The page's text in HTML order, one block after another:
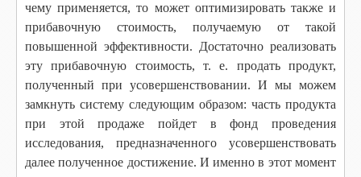
чему применяется, то может оптимизировать также и
прибавочную стоимость, получаемую от такой
повышенной эффективности. Достаточно реализовать
эту прибавочную стоимость, т. е. продать продукт,
полученный при усовершенствовании. И мы можем
замкнуть систему следующим образом: часть продукта
при этой продаже пойдет в фонд проведения
исследования, предназначенного усовершенствовать
далее полученное достижение. И именно в этот момент